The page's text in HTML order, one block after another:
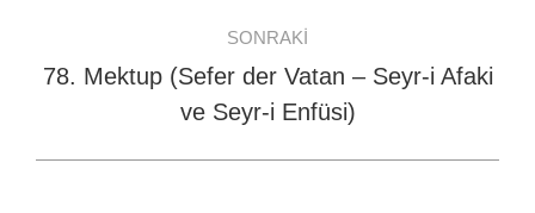
SONRAKI
Next
post:
78. Mektup (Sefer der Vatan – Seyr-i Afaki
ve Seyr-i Enfüsi)